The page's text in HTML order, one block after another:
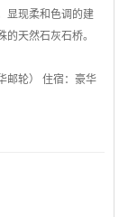
显现柔和色调的建
天然石灰石桥。
邮轮） 住宿：豪华